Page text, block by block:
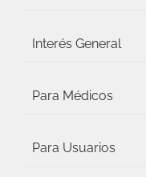
Interés General
Para Médicos
Para Usuarios